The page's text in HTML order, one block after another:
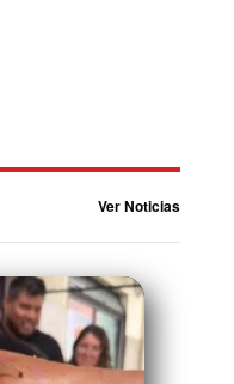
Ver Noticias